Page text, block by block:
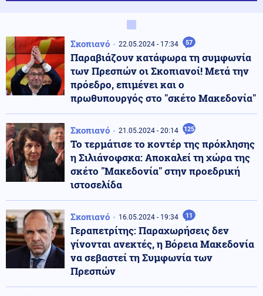
Σκοπιανό 22.05.2024 - 17:34 57
Παραβιάζουν κατάφωρα τη συμφωνία
των Πρεσπών οι Σκοπιανοί! Μετά την
πρόεδρο, επιμένει και ο
πρωθυπουργός στο "σκέτο Μακεδονία"
Σκοπιανό 21.05.2024 - 20:14 125
Το τερμάτισε το κοντέρ της πρόκλησης
η Σιλιάνοφσκα: Αποκαλεί τη χώρα της
σκέτο "Μακεδονία" στην προεδρική
ιστοσελίδα
Σκοπιανό 16.05.2024 - 19:34 11
Γεραπετρίτης: Παραχωρήσεις δεν
γίνονται ανεκτές, η Βόρεια Μακεδονία
να σεβαστεί τη Συμφωνία των
Πρεσπών